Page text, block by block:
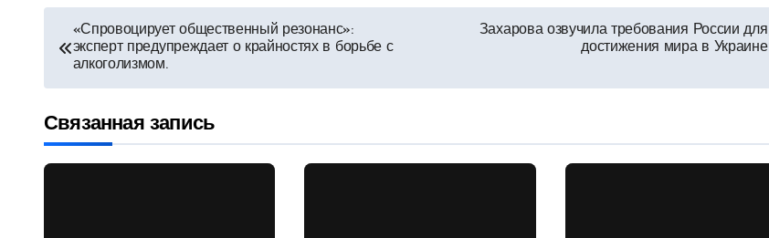
Навигация
по
«Спровоцирует общественный резонанс»:
эксперт предупреждает о крайностях в борьбе с
алкоголизмом.
Захарова озвучила требования России для
достижения мира в Украине
Связанная запись